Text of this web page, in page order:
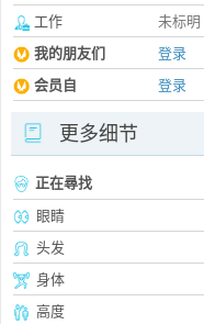
工作
未标明
我的朋友们
登录
会员自
登录
更多细节
正在尋找
眼睛
头发
身体
高度